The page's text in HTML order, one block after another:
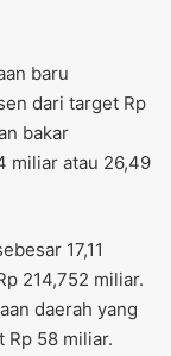
baru
dari target Rp
bakar
miliar atau 26,49
17,11
214,752 miliar.
daerah yang
Rp 58 miliar.